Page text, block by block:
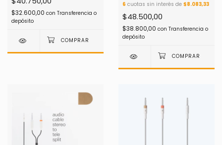
$32.600,00 con Transferencia o
depósito
6 cuotas sin interés de $8.083,33
$48.500,00
$38.800,00 con Transferencia o
depósito